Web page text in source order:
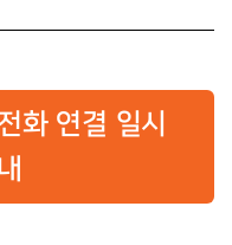
화 연결 일시